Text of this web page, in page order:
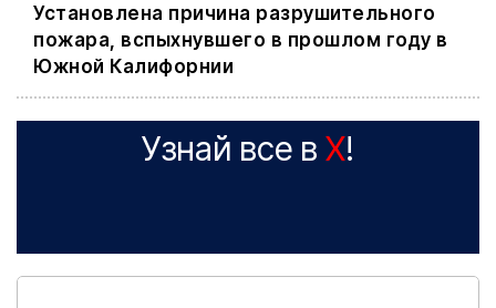
Установлена причина разрушительного
пожара, вспыхнувшего в прошлом году в
Южной Калифорнии
Узнай все в X!